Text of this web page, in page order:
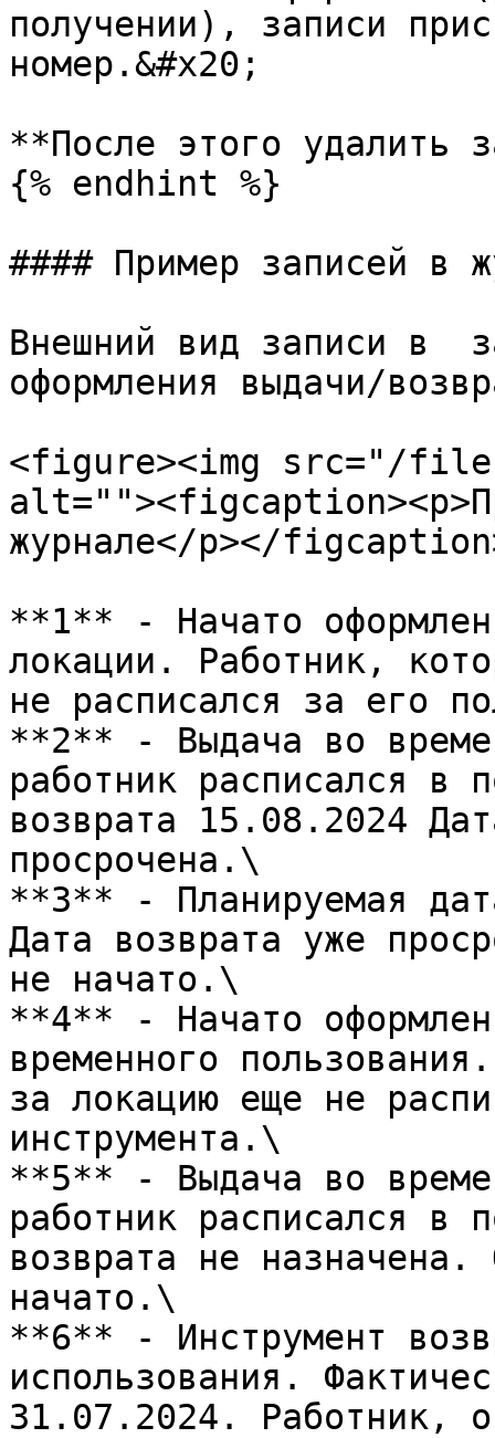
получении), записи
номер.&#x20;
**После этого удалить
{% endhint %}
#### Пример записей в
Внешний вид записи в
оформления выдачи/
<figure><img src="/files/
журнале</p></
**1** - Начато
локации. Работник,
не расписался за его
**2** - Выдача во
работник расписался в
возврата 15.08.2024
просрочена.\
**3** - Планируемая
Дата возврата уже
не начато.\
**4** - Начато
временного
за локацию еще не
инструмента.\
**5** - Выдача во
работник расписался в
возврата не назначена.
начато.\
**6** - Инструмент
использования.
31.07.2024. Работник,